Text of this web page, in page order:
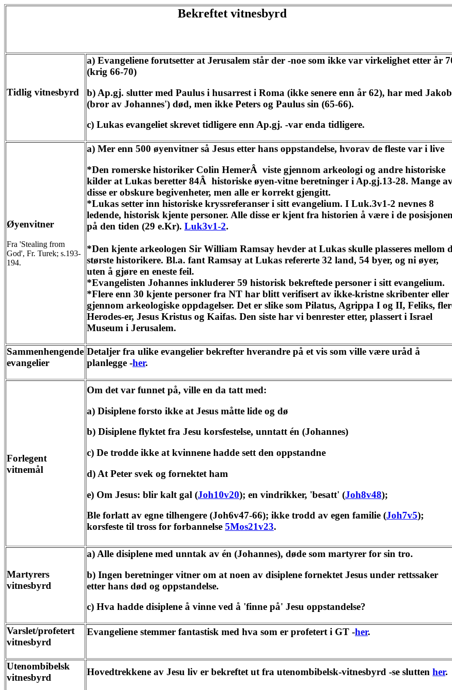
Bekreftet vitnesbyrd
Tidlig vitnesbyrd
a) Evangeliene forutsetter at Jerusalem står der -noe som ikke var virkelighet etter år
(krig 66-70)
b) Ap.gj. slutter med Paulus i husarrest i Roma (ikke senere enn år 62), har med
(bror av Johannes') død, men ikke Peters og Paulus sin (65-66).
c) Lukas evangeliet skrevet tidligere enn Ap.gj. -var enda tidligere.
Øyenvitner
Fra 'Stealing from
God', Fr. Turek; s.193-
194.
a) Mer enn 500 øyenvitner så Jesus etter hans oppstandelse, hvorav de fleste var i live
*Den romerske historiker Colin HemerÂ viste gjennom arkeologi og andre historiske
kilder at Lukas beretter 84Â historiske øyen-vitne beretninger i Ap.gj.13-28. Mange
disse er obskure begivenheter, men alle er korrekt gjengitt.
*Lukas setter inn historiske kryssreferanser i sitt evangelium. I Luk.3v1-2 nevnes 8
ledende, historisk kjente personer. Alle disse er kjent fra historien å være i de
på den tiden (29 e.Kr). Luk3v1-2.
*Den kjente arkeologen Sir William Ramsay hevder at Lukas skulle plasseres mellom
største historikere. Bl.a. fant Ramsay at Lukas refererte 32 land, 54 byer, og ni øyer,
uten å gjøre en eneste feil.
*Evangelisten Johannes inkluderer 59 historisk bekreftede personer i sitt evangelium.
*Flere enn 30 kjente personer fra NT har blitt verifisert av ikke-kristne skribenter eller
gjennom arkeologiske oppdagelser. Det er slike som Pilatus, Agrippa I og II, Feliks,
Herodes-er, Jesus Kristus og Kaifas. Den siste har vi benrester etter, plassert i Israel
Museum i Jerusalem.
Sammenhengende
evangelier
Detaljer fra ulike evangelier bekrefter hverandre på et vis som ville være uråd å
planlegge -her.
Forlegent
vitnemål
Om det var funnet på, ville en da tatt med:
a) Disiplene forsto ikke at Jesus måtte lide og dø
b) Disiplene flyktet fra Jesu korsfestelse, unntatt én (Johannes)
c) De trodde ikke at kvinnene hadde sett den oppstandne
d) At Peter svek og fornektet ham
e) Om Jesus: blir kalt gal (Joh10v20); en vindrikker, 'besatt' (Joh8v48);
Ble forlatt av egne tilhengere (Joh6v47-66); ikke trodd av egen familie (Joh7v5);
korsfeste til tross for forbannelse 5Mos21v23.
Martyrers
vitnesbyrd
a) Alle disiplene med unntak av én (Johannes), døde som martyrer for sin tro.
b) Ingen beretninger vitner om at noen av disiplene fornektet Jesus under rettssaker
etter hans død og oppstandelse.
c) Hva hadde disiplene å vinne ved å 'finne på' Jesu oppstandelse?
Varslet/profetert
vitnesbyrd
Evangeliene stemmer fantastisk med hva som er profetert i GT -her.
Utenombibelsk
vitnesbyrd
Hovedtrekkene av Jesu liv er bekreftet ut fra utenombibelsk-vitnesbyrd -se slutten her.